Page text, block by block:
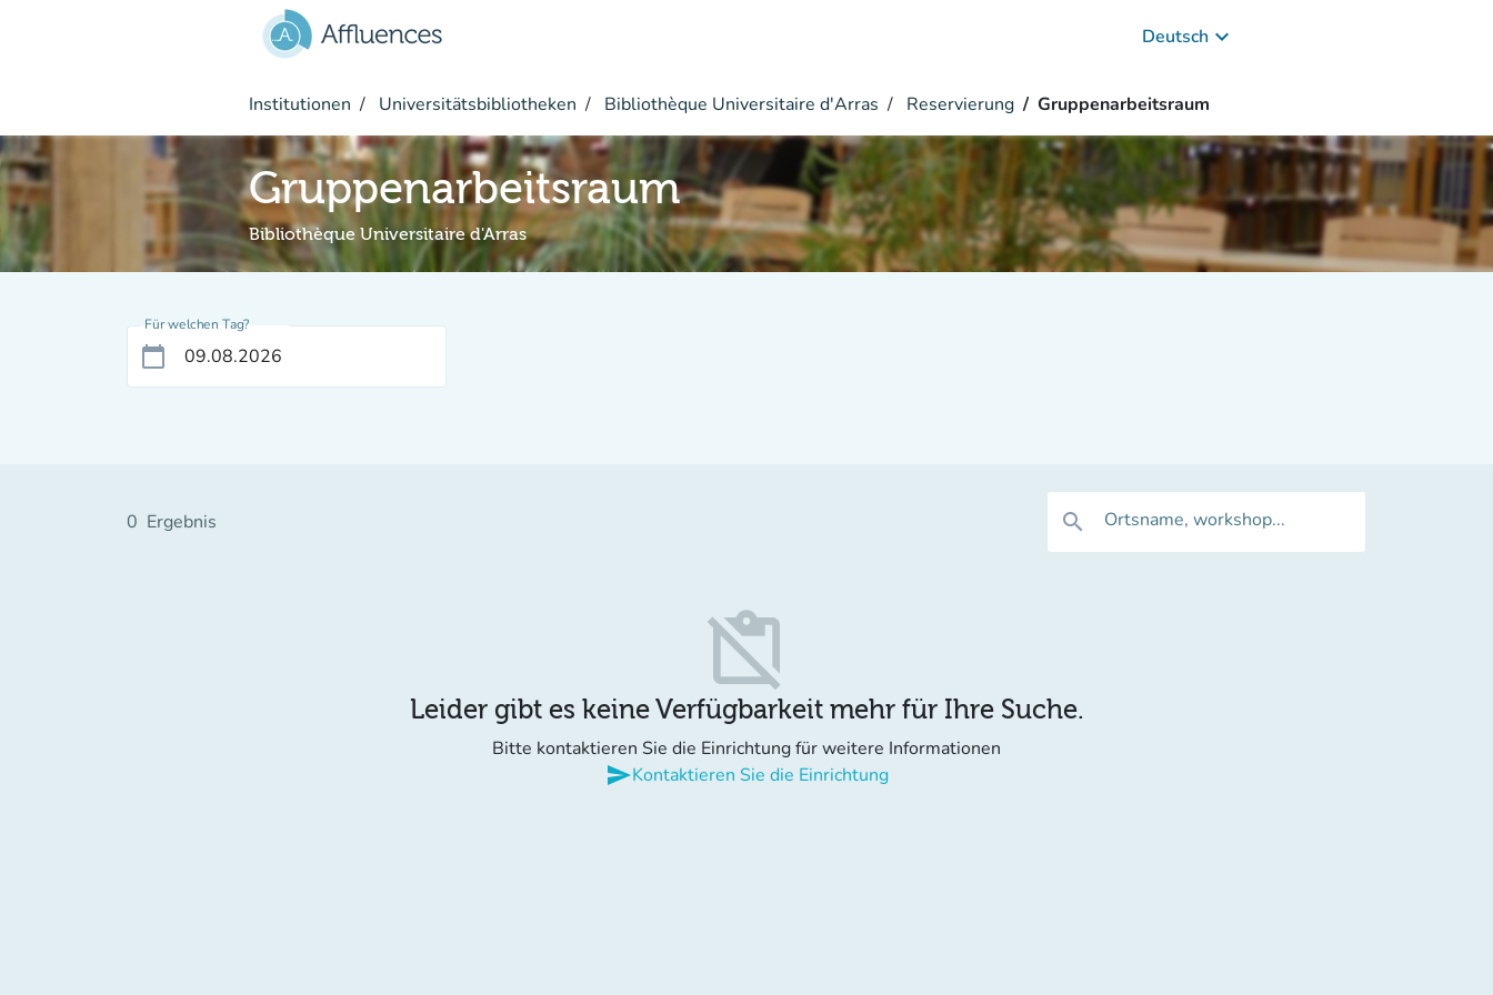
Deutsch keyboard_arrow_down
Institutionen Universitätsbibliotheken Bibliothèque Universitaire d'Arras Reservierung Gruppenarbeitsraum
Gruppenarbeitsraum
Bibliothèque Universitaire d'Arras
Für welchen Tag?
calendar_today
0 Ergebnis search Ortsname, workshop...
content_paste_off
Leider gibt es keine Verfügbarkeit mehr für Ihre Suche.
Bitte kontaktieren Sie die Einrichtung für weitere Informationen
sendKontaktieren Sie die Einrichtung